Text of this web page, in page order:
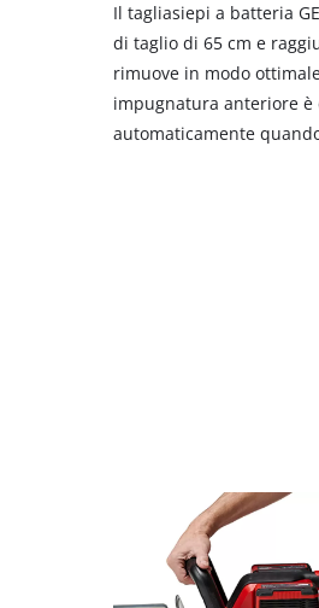
Il tagliasiepi a batteria
di taglio di 65 cm e
rimuove in modo
impugnatura anteriore
automaticamente